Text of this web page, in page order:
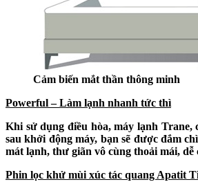
Cảm biến mắt thần thông minh
Powerful – Làm lạnh nhanh tức thì
Khi sử dụng điều hòa, máy lạnh Trane,
sau khởi động máy, bạn sẽ được đắm
mát lạnh, thư giãn vô cùng thoải mái, dễ
Phin lọc khử mùi xúc tác quang Apatit